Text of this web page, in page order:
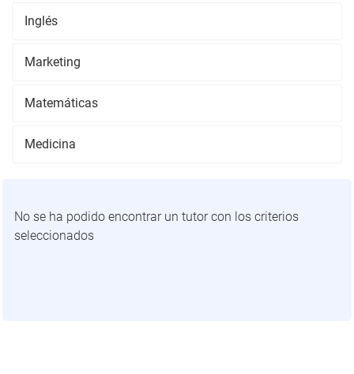
No se ha podido encontrar un tutor con los criterios
seleccionados
Inglés
Marketing
Matemáticas
Medicina